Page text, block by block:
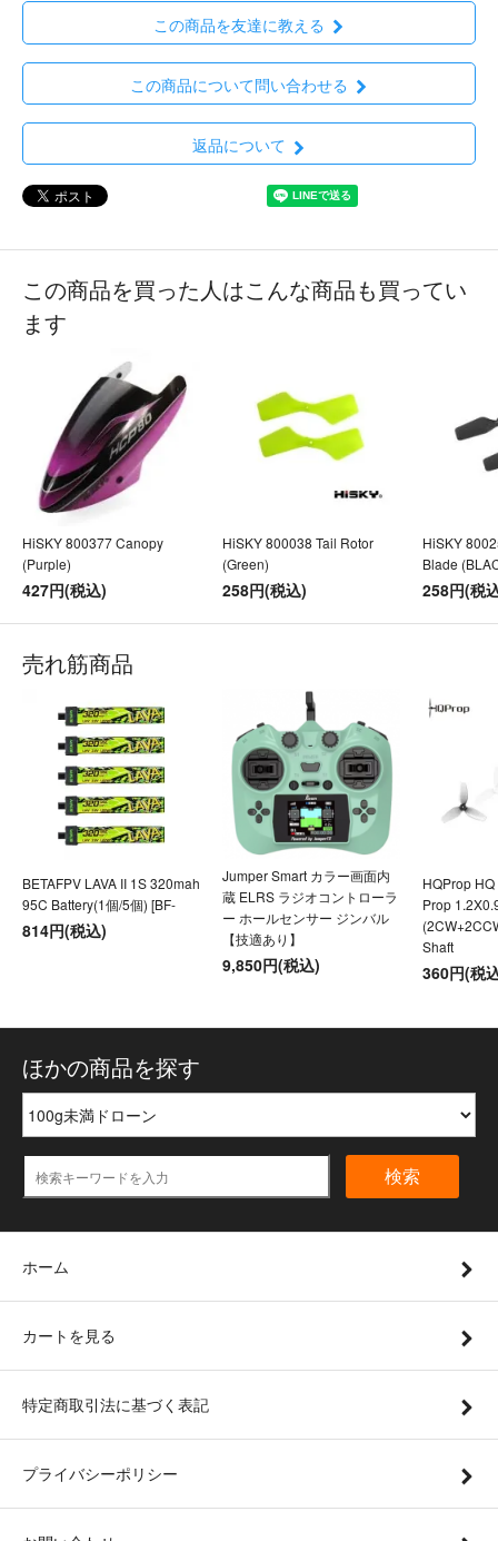
この商品を友達に教える
この商品について問い合わせる
返品について
この商品を買った人はこんな商品も買ってい
ます
HiSKY 800377 Canopy
(Purple)
427円(税込)
HiSKY 800038 Tail Rotor
(Green)
258円(税込)
HiSKY
Blade
258円(税
売れ筋商品
BETAFPV LAVA II 1S 320mah
95C Battery(1個/5個) [BF-
814円(税込)
Jumper Smart カラー画面内
蔵 ELRS ラジオコントローラ
ー ホールセンサー ジンバル
【技適あり】
9,850円(税込)
HQProp
Prop
Shaft
360円(税
ほかの商品を探す
検索
ホーム
カートを見る
特定商取引法に基づく表記
プライバシーポリシー